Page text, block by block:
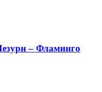
– Фламинго